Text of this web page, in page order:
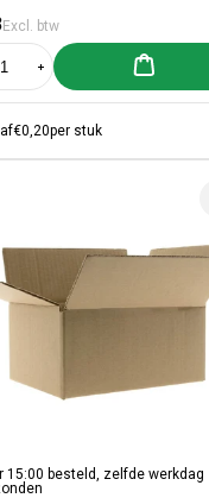
113x113x100mm
prijs
Excl. btw
verlagen voor Kartonnen
Aantal verhogen voor
Aan
€0,20per stuk
15:00 besteld, zelfde werkdag